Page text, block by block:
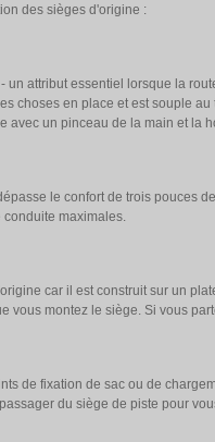
des sièges d'origine :
attribut essentiel lorsque la
choses en place et est souple
avec un pinceau de la main et la
le confort de trois pouces
conduite maximales.
car il est construit sur un
montez le siège. Si vous
de fixation de sac ou de
du siège de piste pour